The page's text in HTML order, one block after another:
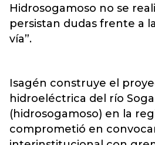
Hidrosogamoso no se
persistan dudas frente a
vía”.
Isagén construye el
hidroeléctrica del río
(hidrosogamoso) en la
comprometió en